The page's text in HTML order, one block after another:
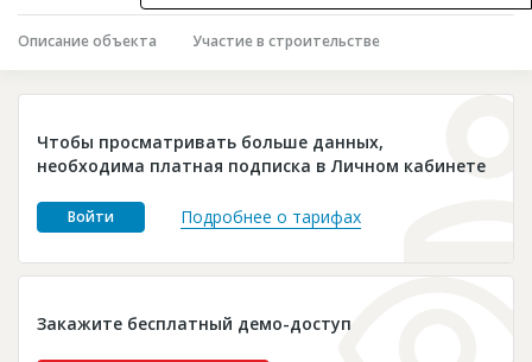
Инвестпроекты
Глоссарий
Платные услуги
Пресс-релизы
Описание объекта Участие в строительстве
Чтобы просматривать больше данных,
необходима платная подписка в Личном кабинете
Войти Подробнее о тарифах
Закажите бесплатный демо-доступ